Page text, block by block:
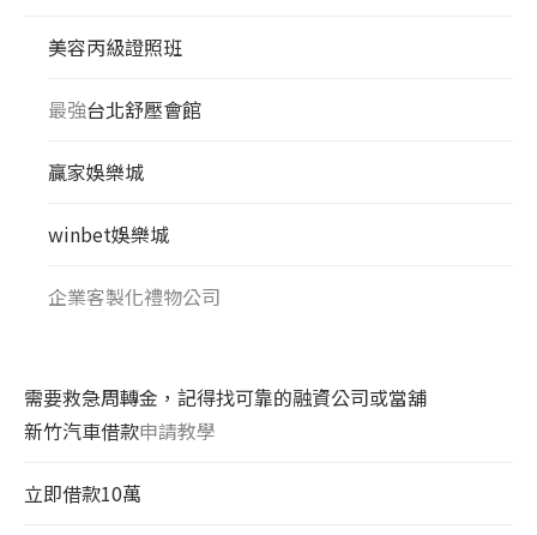
美容丙級證照班
最強台北舒壓會館
贏家娛樂城
winbet娛樂城
企業客製化禮物公司
需要救急周轉金，記得找可靠的融資公司或當舖
新竹汽車借款申請教學
立即借款10萬